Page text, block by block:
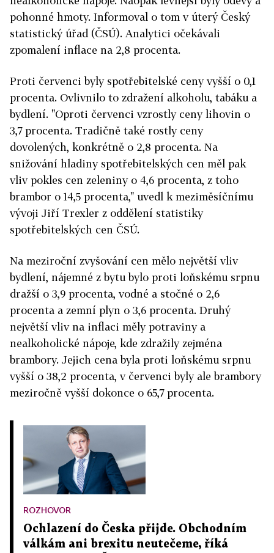
pohonné hmoty. Informoval o tom v úterý Český
statistický úřad (ČSÚ). Analytici očekávali
zpomalení inflace na 2,8 procenta.
Proti červenci byly spotřebitelské ceny vyšší o 0,1
procenta. Ovlivnilo to zdražení alkoholu, tabáku a
bydlení. "Oproti červenci vzrostly ceny lihovin o
3,7 procenta. Tradičně také rostly ceny
dovolených, konkrétně o 2,8 procenta. Na
snižování hladiny spotřebitelských cen měl pak
vliv pokles cen zeleniny o 4,6 procenta, z toho
brambor o 14,5 procenta," uvedl k meziměsíčnímu
vývoji Jiří Trexler z oddělení statistiky
spotřebitelských cen ČSÚ.
Na meziroční zvyšování cen mělo největší vliv
bydlení, nájemné z bytu bylo proti loňskému srpnu
dražší o 3,9 procenta, vodné a stočné o 2,6
procenta a zemní plyn o 3,6 procenta. Druhý
největší vliv na inflaci měly potraviny a
nealkoholické nápoje, kde zdražily zejména
brambory. Jejich cena byla proti loňskému srpnu
vyšší o 38,2 procenta, v červenci byly ale brambory
meziročně vyšší dokonce o 65,7 procenta.
ROZHOVOR
Ochlazení do Česka přijde. Obchodním
válkám ani brexitu neutečeme, říká